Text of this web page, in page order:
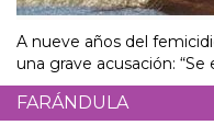
A nueve años del
una grave acusación:
FARÁNDULA